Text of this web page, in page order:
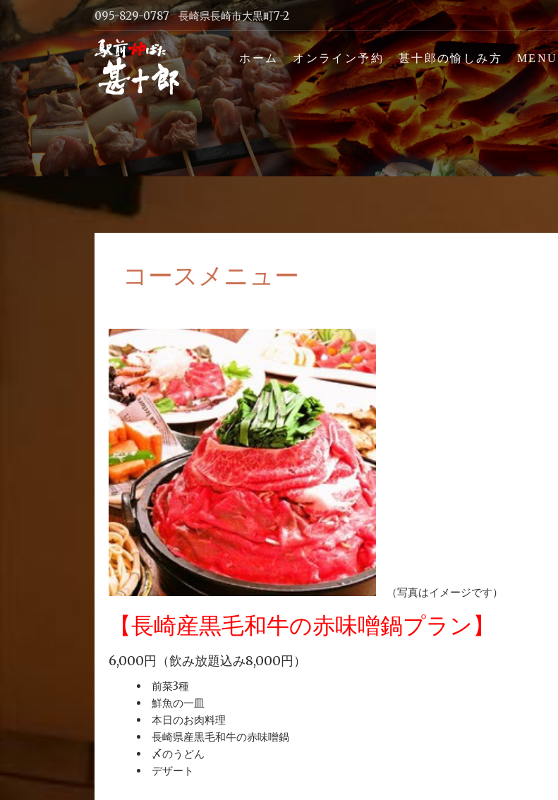
Skip
content
095-829-0787 長崎県長崎市大黒町7-2
長崎駅前の炉端焼き居酒屋【
ホームページ
ホーム オンライン予約 甚十郎の愉しみ方 MENU
コースメニュー
（写真はイメージです）
【長崎産黒毛和牛の赤味噌鍋プラン】
6,000円（飲み放題込み8,000円）
前菜3種
鮮魚の一皿
本日のお肉料理
長崎県産黒毛和牛の赤味噌鍋
〆のうどん
デザート